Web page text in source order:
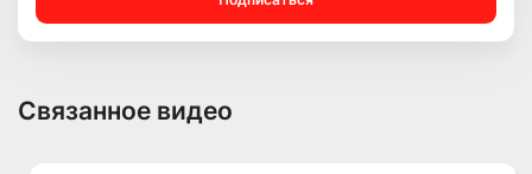
Связанное видео